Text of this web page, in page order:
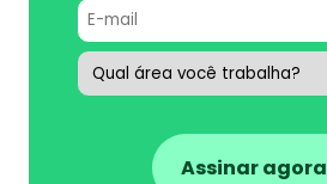
Assinar agora